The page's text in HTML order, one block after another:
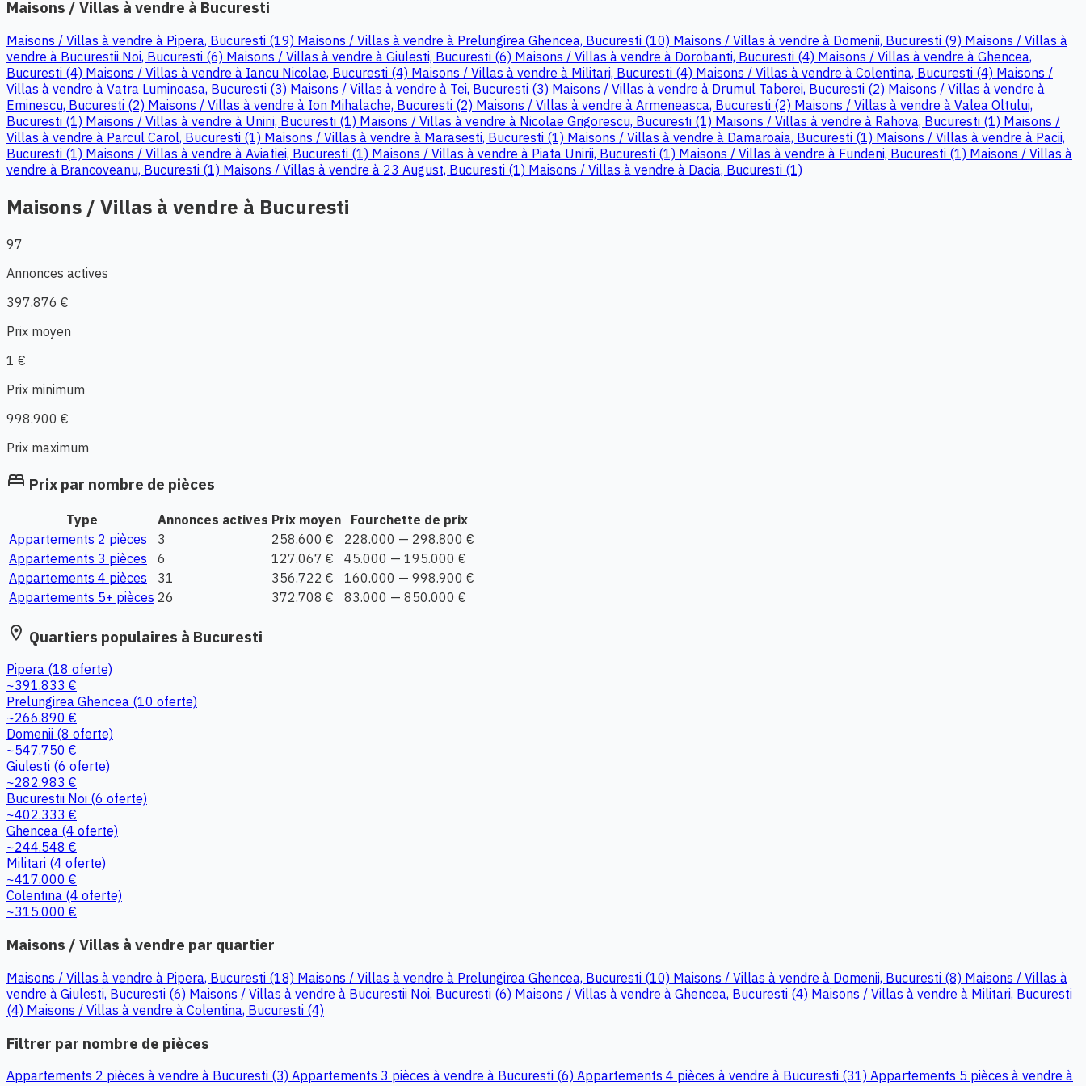
Maisons / Villas à vendre à Bucuresti
Maisons / Villas à vendre à Pipera, Bucuresti (19) Maisons / Villas à vendre à Prelungirea Ghencea, Bucuresti (10) Maisons / Villas à vendre à Domenii, Bucuresti (9) Maisons / Villas à
vendre à Bucurestii Noi, Bucuresti (6) Maisons / Villas à vendre à Giulesti, Bucuresti (6) Maisons / Villas à vendre à Dorobanti, Bucuresti (4) Maisons / Villas à vendre à Ghencea,
Bucuresti (4) Maisons / Villas à vendre à Iancu Nicolae, Bucuresti (4) Maisons / Villas à vendre à Militari, Bucuresti (4) Maisons / Villas à vendre à Colentina, Bucuresti (4) Maisons /
Villas à vendre à Vatra Luminoasa, Bucuresti (3) Maisons / Villas à vendre à Tei, Bucuresti (3) Maisons / Villas à vendre à Drumul Taberei, Bucuresti (2) Maisons / Villas à vendre à
Eminescu, Bucuresti (2) Maisons / Villas à vendre à Ion Mihalache, Bucuresti (2) Maisons / Villas à vendre à Armeneasca, Bucuresti (2) Maisons / Villas à vendre à Valea Oltului,
Bucuresti (1) Maisons / Villas à vendre à Unirii, Bucuresti (1) Maisons / Villas à vendre à Nicolae Grigorescu, Bucuresti (1) Maisons / Villas à vendre à Rahova, Bucuresti (1) Maisons /
Villas à vendre à Parcul Carol, Bucuresti (1) Maisons / Villas à vendre à Marasesti, Bucuresti (1) Maisons / Villas à vendre à Damaroaia, Bucuresti (1) Maisons / Villas à vendre à Pacii,
Bucuresti (1) Maisons / Villas à vendre à Aviatiei, Bucuresti (1) Maisons / Villas à vendre à Piata Unirii, Bucuresti (1) Maisons / Villas à vendre à Fundeni, Bucuresti (1) Maisons / Villas à
vendre à Brancoveanu, Bucuresti (1) Maisons / Villas à vendre à 23 August, Bucuresti (1) Maisons / Villas à vendre à Dacia, Bucuresti (1)
Maisons / Villas à vendre à Bucuresti
97
Annonces actives
397.876 €
Prix moyen
1 €
Prix minimum
998.900 €
Prix maximum
bed Prix par nombre de pièces
Type Annonces actives Prix moyen
Fourchette de prix
Appartements 2 pièces
3 258.600 €
228.000 — 298.800 €
Appartements 3 pièces
6 127.067 €
45.000 — 195.000 €
Appartements 4 pièces
31 356.722 €
160.000 — 998.900 €
Appartements 5+ pièces 26 372.708 € 83.000 — 850.000 €
location_on Quartiers populaires à Bucuresti
Pipera (18 oferte)
~391.833 €
Prelungirea Ghencea (10 oferte)
~266.890 €
Domenii (8 oferte)
~547.750 €
Giulesti (6 oferte)
~282.983 €
Bucurestii Noi (6 oferte)
~402.333 €
Ghencea (4 oferte)
~244.548 €
Militari (4 oferte)
~417.000 €
Colentina (4 oferte)
~315.000 €
Maisons / Villas à vendre par quartier
Maisons / Villas à vendre à Pipera, Bucuresti (18) Maisons / Villas à vendre à Prelungirea Ghencea, Bucuresti (10) Maisons / Villas à vendre à Domenii, Bucuresti (8) Maisons / Villas à
vendre à Giulesti, Bucuresti (6) Maisons / Villas à vendre à Bucurestii Noi, Bucuresti (6) Maisons / Villas à vendre à Ghencea, Bucuresti (4) Maisons / Villas à vendre à Militari, Bucuresti
(4) Maisons / Villas à vendre à Colentina, Bucuresti (4)
Filtrer par nombre de pièces
Appartements 2 pièces à vendre à Bucuresti (3) Appartements 3 pièces à vendre à Bucuresti (6) Appartements 4 pièces à vendre à Bucuresti (31) Appartements 5 pièces à vendre à